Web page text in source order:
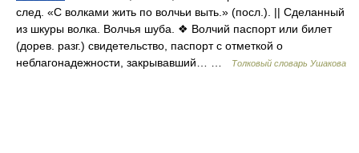
след. «С волками жить по волчьи выть.» (посл.). || Сделанный
из шкуры волка. Волчья шуба. ❖ Волчий паспорт или билет
(дорев. разг.) свидетельство, паспорт с отметкой о
неблагонадежности, закрывавший… …
Толковый словарь Ушакова